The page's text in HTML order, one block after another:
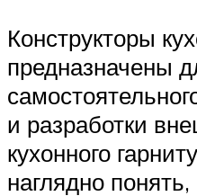
Конструкторы
предназначены
и разработки
кухонного
наглядно понять,